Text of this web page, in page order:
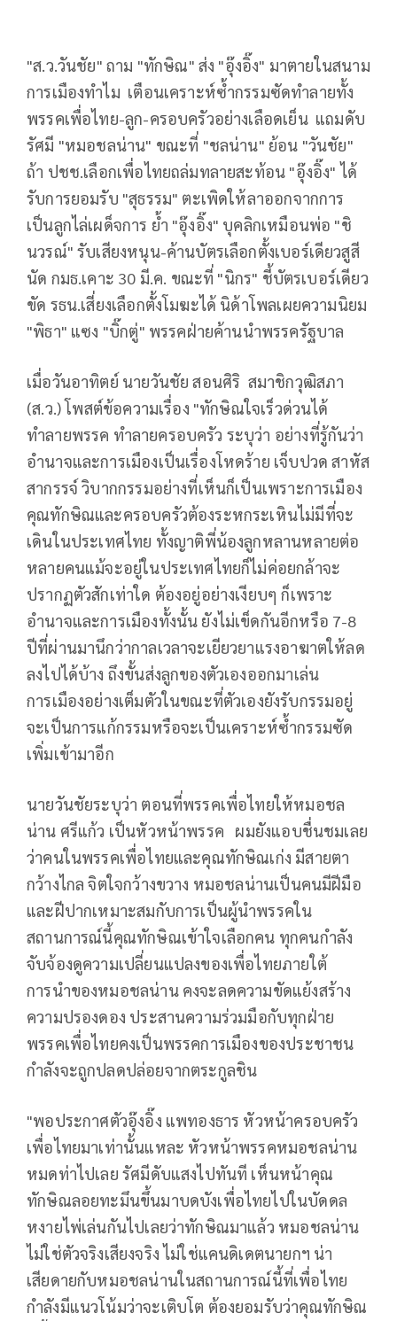
"ส.ว.วันชัย" ถาม "ทักษิณ" ส่ง "อุ๊งอิ๊ง" มาตายในสนาม
การเมืองทำไม เตือนเคราะห์ซ้ำกรรมซัดทำลายทั้ง
พรรคเพื่อไทย-ลูก-ครอบครัวอย่างเลือดเย็น แถมดับ
รัศมี "หมอชลน่าน" ขณะที่ "ชลน่าน" ย้อน "วันชัย"
ถ้า ปชช.เลือกเพื่อไทยถล่มทลายสะท้อน "อุ๊งอิ๊ง" ได้
รับการยอมรับ "สุธรรม" ตะเพิดให้ลาออกจากการ
เป็นลูกไล่เผด็จการ ย้ำ "อุ๊งอิ๊ง" บุคลิกเหมือนพ่อ "ชิ
นวรณ์" รับเสียงหนุน-ค้านบัตรเลือกตั้งเบอร์เดียวสูสี
นัด กมธ.เคาะ 30 มี.ค. ขณะที่ "นิกร" ชี้บัตรเบอร์เดียว
ขัด รธน.เสี่ยงเลือกตั้งโมฆะได้ นิด้าโพลเผยความนิยม
"พิธา" แซง "บิ๊กตู่" พรรคฝ่ายค้านนำพรรครัฐบาล
เมื่อวันอาทิตย์ นายวันชัย สอนศิริ สมาชิกวุฒิสภา
(ส.ว.) โพสต์ข้อความเรื่อง "ทักษิณใจเร็วด่วนได้
ทำลายพรรค ทำลายครอบครัว ระบุว่า อย่างที่รู้กันว่า
อำนาจและการเมืองเป็นเรื่องโหดร้าย เจ็บปวด สาหัส
สากรรจ์ วิบากกรรมอย่างที่เห็นก็เป็นเพราะการเมือง
คุณทักษิณและครอบครัวต้องระหกระเหินไม่มีที่จะ
เดินในประเทศไทย ทั้งญาติพี่น้องลูกหลานหลายต่อ
หลายคนแม้จะอยู่ในประเทศไทยก็ไม่ค่อยกล้าจะ
ปรากฏตัวสักเท่าใด ต้องอยู่อย่างเงียบๆ ก็เพราะ
อำนาจและการเมืองทั้งนั้น ยังไม่เข็ดกันอีกหรือ 7-8
ปีที่ผ่านมานึกว่ากาลเวลาจะเยียวยาแรงอาฆาตให้ลด
ลงไปได้บ้าง ถึงขั้นส่งลูกของตัวเองออกมาเล่น
การเมืองอย่างเต็มตัวในขณะที่ตัวเองยังรับกรรมอยู่
จะเป็นการแก้กรรมหรือจะเป็นเคราะห์ซ้ำกรรมซัด
เพิ่มเข้ามาอีก
นายวันชัยระบุว่า ตอนที่พรรคเพื่อไทยให้หมอชล
น่าน ศรีแก้ว เป็นหัวหน้าพรรค ผมยังแอบชื่นชมเลย
ว่าคนในพรรคเพื่อไทยและคุณทักษิณเก่ง มีสายตา
กว้างไกล จิตใจกว้างขวาง หมอชลน่านเป็นคนมีฝีมือ
และฝีปากเหมาะสมกับการเป็นผู้นำพรรคใน
สถานการณ์นี้คุณทักษิณเข้าใจเลือกคน ทุกคนกำลัง
จับจ้องดูความเปลี่ยนแปลงของเพื่อไทยภายใต้
การนำของหมอชลน่าน คงจะลดความขัดแย้งสร้าง
ความปรองดอง ประสานความร่วมมือกับทุกฝ่าย
พรรคเพื่อไทยคงเป็นพรรคการเมืองของประชาชน
กำลังจะถูกปลดปล่อยจากตระกูลชิน
"พอประกาศตัวอุ๊งอิ๊ง แพทองธาร หัวหน้าครอบครัว
เพื่อไทยมาเท่านั้นแหละ หัวหน้าพรรคหมอชลน่าน
หมดท่าไปเลย รัศมีดับแสงไปทันที เห็นหน้าคุณ
ทักษิณลอยทะมึนขึ้นมาบดบังเพื่อไทยไปในบัดดล
หงายไพ่เล่นกันไปเลยว่าทักษิณมาแล้ว หมอชลน่าน
ไม่ใช่ตัวจริงเสียงจริง ไม่ใช่แคนดิเดตนายกฯ น่า
เสียดายกับหมอชลน่านในสถานการณ์นี้ที่เพื่อไทย
กำลังมีแนวโน้มว่าจะเติบโต ต้องยอมรับว่าคุณทักษิณ